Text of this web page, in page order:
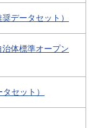
データセット）
体標準オープン
セット）